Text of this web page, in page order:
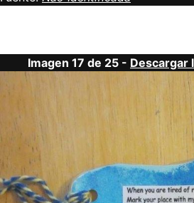
Imagen 17 de 25 - Descargar